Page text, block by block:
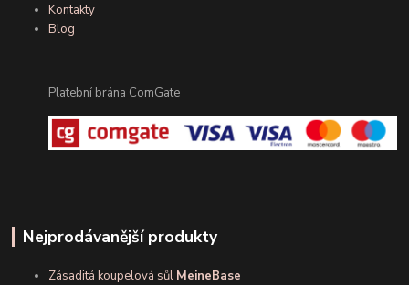
Kontakty
Blog
Platební brána ComGate
Nejprodávanější produkty
Zásaditá koupelová sůl MeineBase